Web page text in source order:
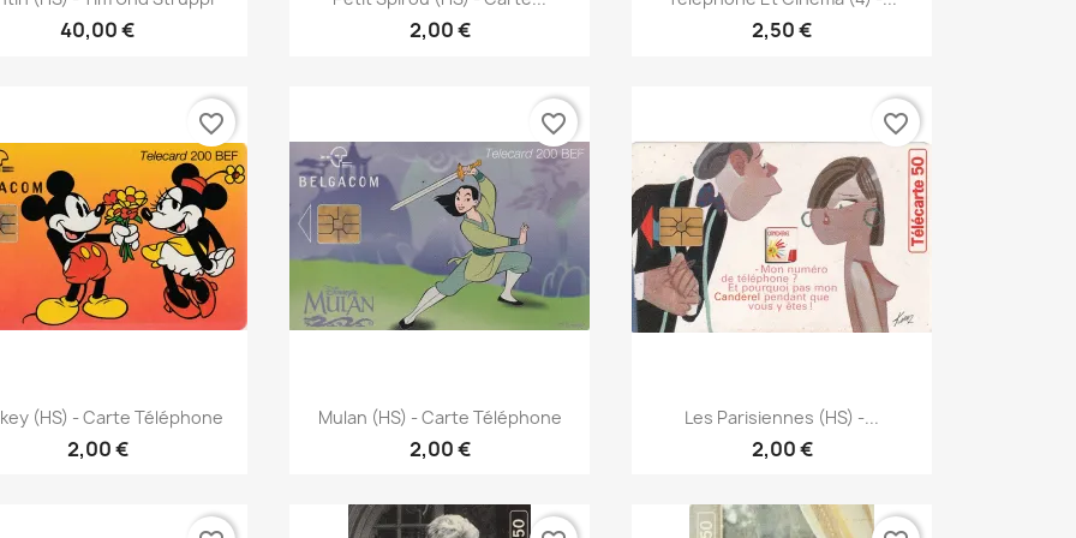
40,00 € 2,00 € 2,50 €
 Γρήγορη προβολή
(HS) - Carte Téléphone
2,00 €
favorite_border
Γρήγορη προβολή
Mulan (HS) - Carte Téléphone
2,00 €
favorite_border
 Γρήγορη προβολή
Les Parisiennes (HS) -...
2,00 €
favorite_border